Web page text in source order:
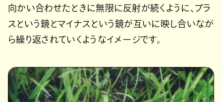
向かい合わせたときに無限に反射が続くように、プラ
スという鏡とマイナスという鏡が互いに映し合いなが
ら繰り返されていくようなイメージです。